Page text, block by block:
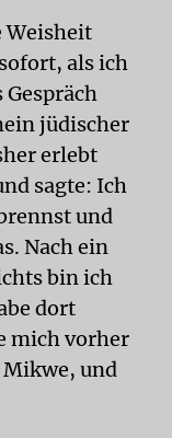
Weisheit
als ich
jüdischer
erlebt
sagte: Ich
und
Nach ein
bin ich
dort
mich vorher
Mikwe, und